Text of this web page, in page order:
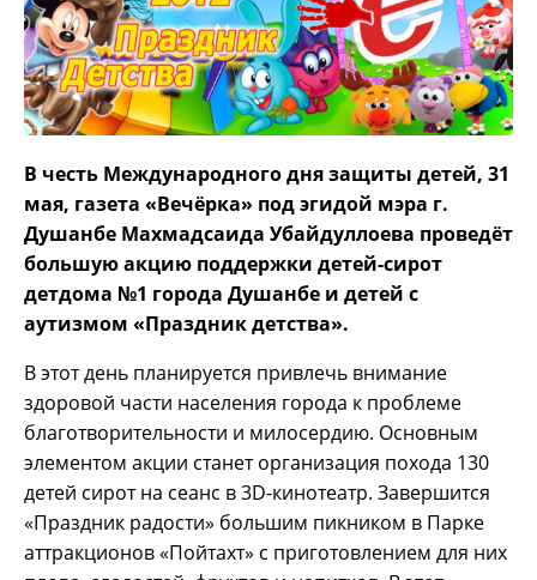
В честь Международного дня защиты детей, 31
мая, газета «Вечёрка» под эгидой мэра г.
Душанбе Махмадсаида Убайдуллоева проведёт
большую акцию поддержки детей-сирот
детдома №1 города Душанбе и детей с
аутизмом «Праздник детства».
В этот день планируется привлечь внимание
здоровой части населения города к проблеме
благотворительности и милосердию. Основным
элементом акции станет организация похода 130
детей сирот на сеанс в 3D-кинотеатр. Завершится
«Праздник радости» большим пикником в Парке
аттракционов «Пойтахт» с приготовлением для них